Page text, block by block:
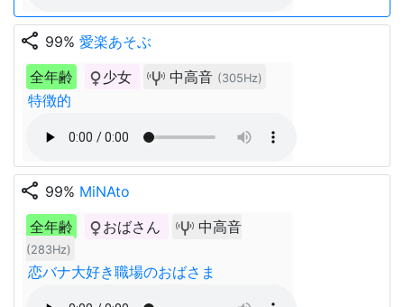
share 99% 愛楽あそぶ
全年齢
少女 中高音 (305Hz)
特徴的
share 99% MiNAto
全年齢
おばさん 中高音
(283Hz)
恋バナ大好き職場のおばさま